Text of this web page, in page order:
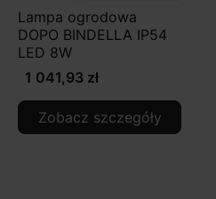
Lampa ogrodowa
DOPO BINDELLA IP54
LED 8W
1 041,93 zł
Zobacz szczegóły